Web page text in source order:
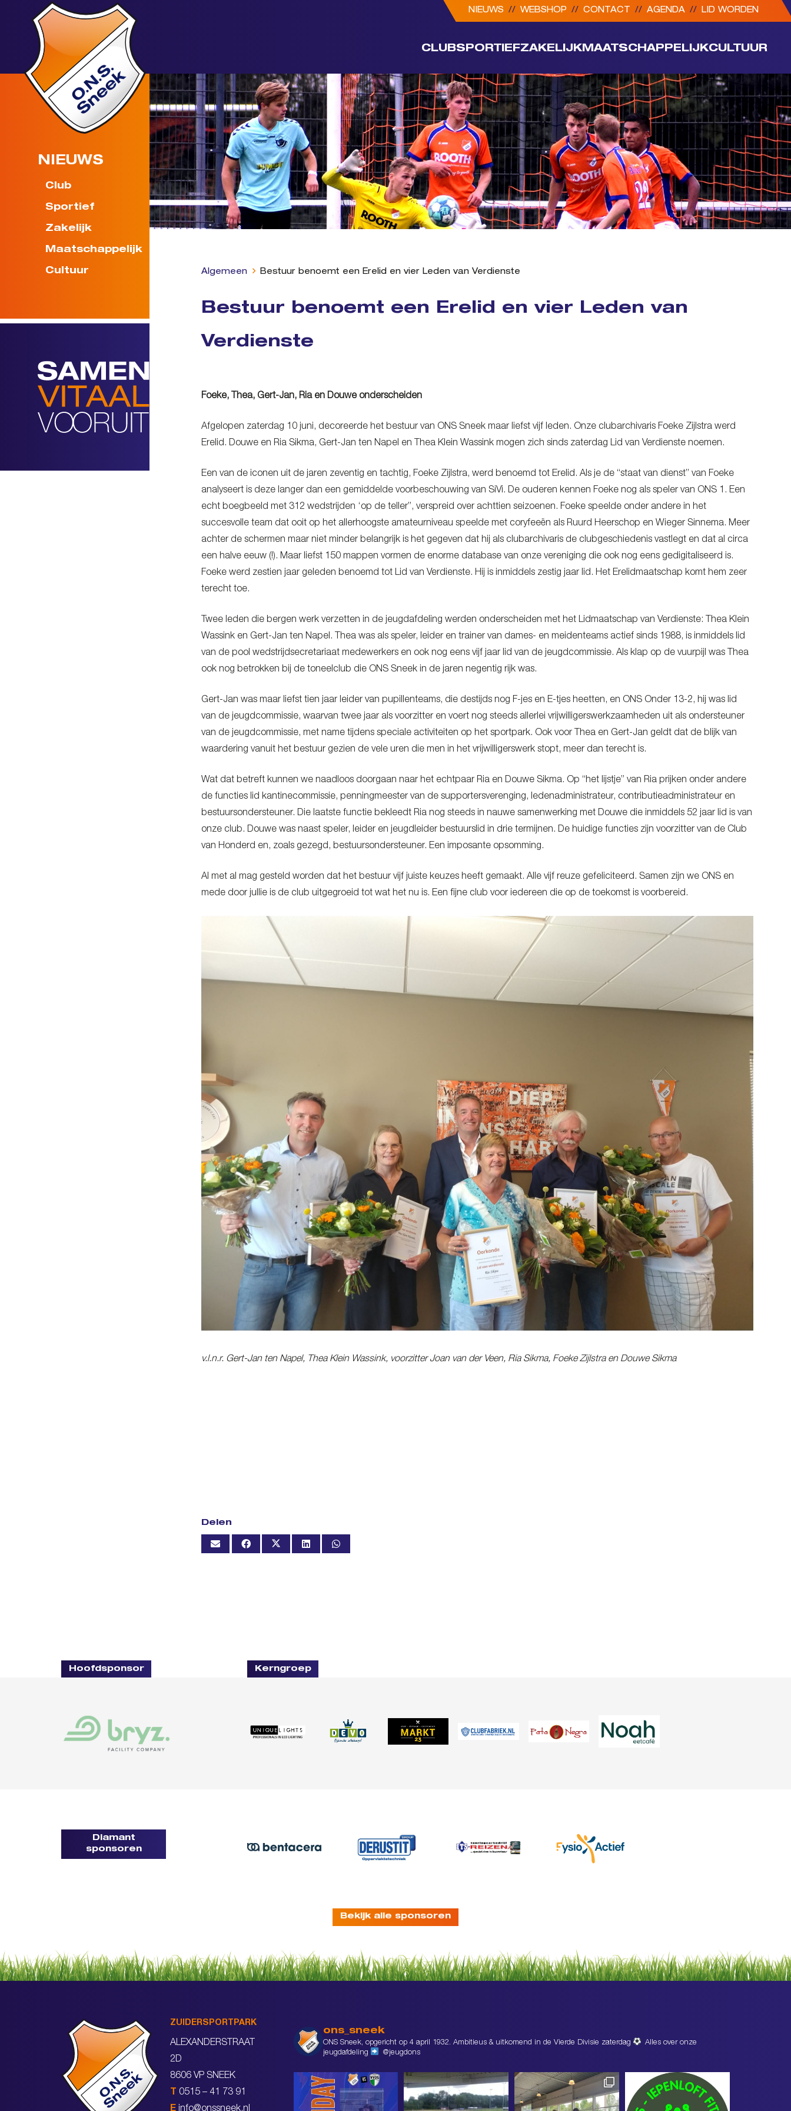
NIEUWS // WEBSHOP // CONTACT // AGENDA // LID WORDEN
CLUBSPORTIEFZAKELIJK MAATSCHAPPELIJKCULTUUR
NIEUWS
Club
Sportief
Zakelijk
Maatschappelijk
Cultuur Algemeen Bestuur benoemt een Erelid en vier Leden van Verdienste
Bestuur benoemt een Erelid en vier Leden van
Verdienste
Foeke, Thea, Gert-Jan, Ria en Douwe onderscheiden
Afgelopen zaterdag 10 juni, decoreerde het bestuur van ONS Sneek maar liefst vijf leden. Onze clubarchivaris Foeke Zijlstra werd
Erelid. Douwe en Ria Sikma, Gert-Jan ten Napel en Thea Klein Wassink mogen zich sinds zaterdag Lid van Verdienste noemen.
Een van de iconen uit de jaren zeventig en tachtig, Foeke Zijlstra, werd benoemd tot Erelid. Als je de “staat van dienst” van Foeke
analyseert is deze langer dan een gemiddelde voorbeschouwing van SiVi. De ouderen kennen Foeke nog als speler van ONS 1. Een
echt boegbeeld met 312 wedstrijden ‘op de teller”, verspreid over achttien seizoenen. Foeke speelde onder andere in het
succesvolle team dat ooit op het allerhoogste amateurniveau speelde met coryfeeën als Ruurd Heerschop en Wieger Sinnema. Meer
achter de schermen maar niet minder belangrijk is het gegeven dat hij als clubarchivaris de clubgeschiedenis vastlegt en dat al circa
een halve eeuw (!). Maar liefst 150 mappen vormen de enorme database van onze vereniging die ook nog eens gedigitaliseerd is.
Foeke werd zestien jaar geleden benoemd tot Lid van Verdienste. Hij is inmiddels zestig jaar lid. Het Erelidmaatschap komt hem zeer
terecht toe.
Twee leden die bergen werk verzetten in de jeugdafdeling werden onderscheiden met het Lidmaatschap van Verdienste: Thea Klein
Wassink en Gert-Jan ten Napel. Thea was als speler, leider en trainer van dames- en meidenteams actief sinds 1988, is inmiddels lid
van de pool wedstrijdsecretariaat medewerkers en ook nog eens vijf jaar lid van de jeugdcommissie. Als klap op de vuurpijl was Thea
ook nog betrokken bij de toneelclub die ONS Sneek in de jaren negentig rijk was.
Gert-Jan was maar liefst tien jaar leider van pupillenteams, die destijds nog F-jes en E-tjes heetten, en ONS Onder 13-2, hij was lid
van de jeugdcommissie, waarvan twee jaar als voorzitter en voert nog steeds allerlei vrijwilligerswerkzaamheden uit als ondersteuner
van de jeugdcommissie, met name tijdens speciale activiteiten op het sportpark. Ook voor Thea en Gert-Jan geldt dat de blijk van
waardering vanuit het bestuur gezien de vele uren die men in het vrijwilligerswerk stopt, meer dan terecht is.
Wat dat betreft kunnen we naadloos doorgaan naar het echtpaar Ria en Douwe Sikma. Op “het lijstje” van Ria prijken onder andere
de functies lid kantinecommissie, penningmeester van de supportersverenging, ledenadministrateur, contributieadministrateur en
bestuursondersteuner. Die laatste functie bekleedt Ria nog steeds in nauwe samenwerking met Douwe die inmiddels 52 jaar lid is van
onze club. Douwe was naast speler, leider en jeugdleider bestuurslid in drie termijnen. De huidige functies zijn voorzitter van de Club
van Honderd en, zoals gezegd, bestuursondersteuner. Een imposante opsomming.
Al met al mag gesteld worden dat het bestuur vijf juiste keuzes heeft gemaakt. Alle vijf reuze gefeliciteerd. Samen zijn we ONS en
mede door jullie is de club uitgegroeid tot wat het nu is. Een fijne club voor iedereen die op de toekomst is voorbereid.
v.l.n.r. Gert-Jan ten Napel, Thea Klein Wassink, voorzitter Joan van der Veen, Ria Sikma, Foeke Zijlstra en Douwe Sikma
Delen
Hoofdsponsor Kerngroep
Diamant
sponsoren
Bekijk alle sponsoren
ZUIDERSPORTPARK
ALEXANDERSTRAAT
2D
8606 VP SNEEK
T 0515 – 41 73 91
E info@onssneek.nl
ons_sneek
ONS Sneek, opgericht op 4 april 1932. Ambitieus & uitkomend in de Vierde Divisie zaterdag
Alles over onze
jeugdafdeling
@jeugdons